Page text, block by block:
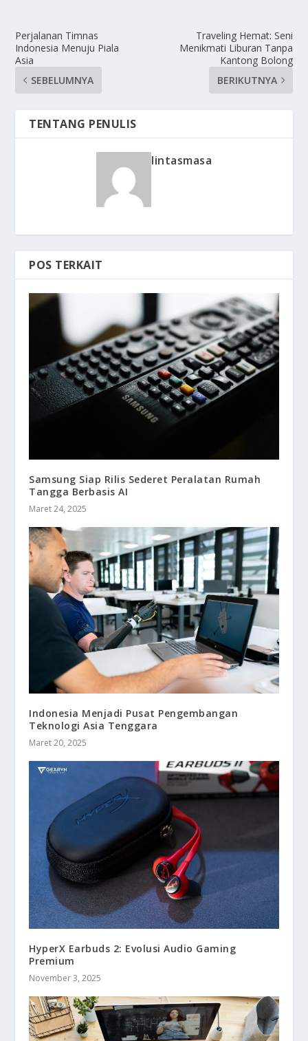
Perjalanan Timnas
Indonesia Menuju Piala
Asia
SEBELUMNYA
Traveling Hemat: Seni
Menikmati Liburan Tanpa
Kantong Bolong
BERIKUTNYA
TENTANG PENULIS
lintasmasa
POS TERKAIT
Samsung Siap Rilis Sederet Peralatan Rumah
Tangga Berbasis AI
Maret 24, 2025
Indonesia Menjadi Pusat Pengembangan
Teknologi Asia Tenggara
Maret 20, 2025
HyperX Earbuds 2: Evolusi Audio Gaming
Premium
November 3, 2025